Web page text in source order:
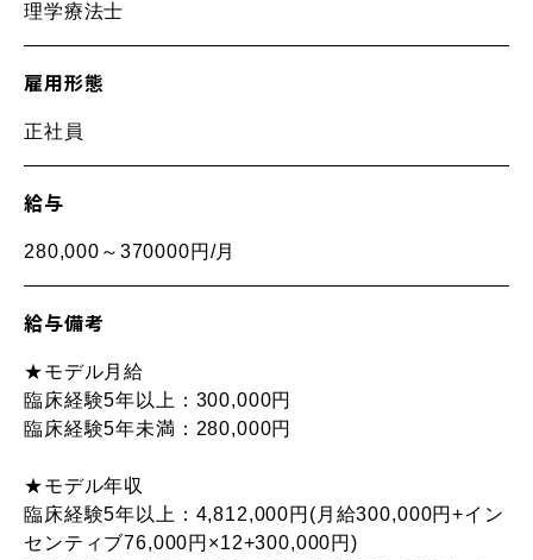
理学療法士
雇用形態
正社員
給与
280,000～370000円/月
給与備考
★モデル月給
臨床経験5年以上：300,000円
臨床経験5年未満：280,000円
★モデル年収
臨床経験5年以上：4,812,000円(月給300,000円+イン
センティブ76,000円×12+300,000円)